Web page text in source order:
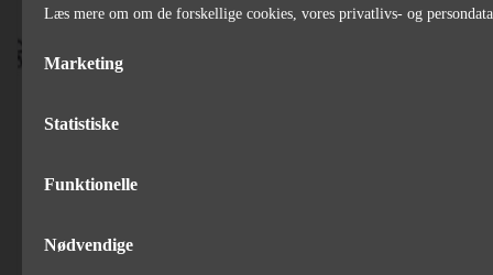
Læs mere om om de forskellige cookies, vores privatlivs- og
Marketing
Statistiske
Funktionelle
Nødvendige